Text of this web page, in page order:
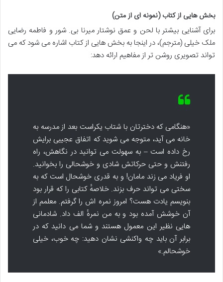
بخش هایی از کتاب (نمونه ای از متن)
برای آشنایی بیشتر با لحن و عمق نوشتار میرنا بی. شور و فاطمه رضایی
ملک خیلی (مترجم)، در اینجا به بخش هایی از کتاب اشاره می شود که می
تواند تصویری روشن تر از مفاهیم ارائه دهد:
«هنگامی که دخترتان با شتاب یکراست بعد از مدرسه به
خانه می آید، متوجه می شوید که اتفاق عجیبی برایش
رخ داده است – به سهولت می توانید در نگاهش، راه
رفتنش و حتی حرکاتش شادی و خوشحالی را بخوانید.
او فریاد می زند مامان! و به قدری خوشحال است که به
سختی می تواند حرف بزند. خلاصهٔ کتابی را که قرار بود
بنویسم یادت هست؟ امروز نمره اش را گرفتم. معلمم از
آن خوشش آمده بود و به من نمرهٔ الف داد. شادمانی
هایی نظیر این معمول هستند و شما می دانید که در
برابر آن باید چه واکنشی نشان دهید: چه خوب، خیلی
خوشحالم.»